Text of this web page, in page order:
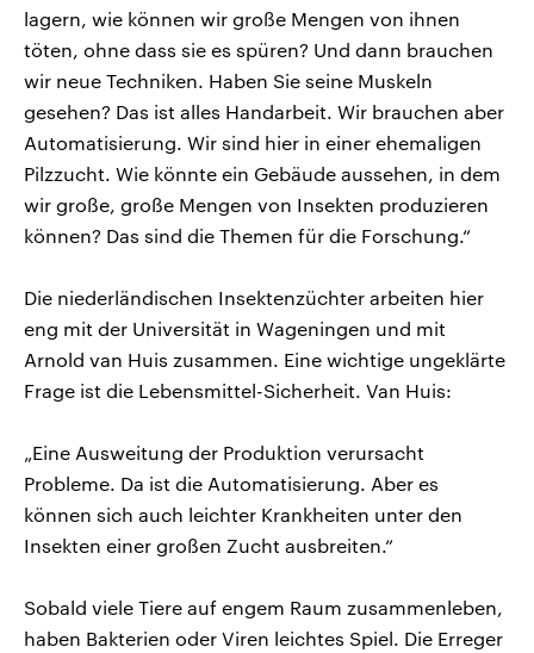
lagern, wie können wir große Mengen von ihnen
töten, ohne dass sie es spüren? Und dann brauchen
wir neue Techniken. Haben Sie seine Muskeln
gesehen? Das ist alles Handarbeit. Wir brauchen aber
Automatisierung. Wir sind hier in einer ehemaligen
Pilzzucht. Wie könnte ein Gebäude aussehen, in dem
wir große, große Mengen von Insekten produzieren
können? Das sind die Themen für die Forschung.“
Die niederländischen Insektenzüchter arbeiten hier
eng mit der Universität in Wageningen und mit
Arnold van Huis zusammen. Eine wichtige ungeklärte
Frage ist die Lebensmittel-Sicherheit. Van Huis:
„Eine Ausweitung der Produktion verursacht
Probleme. Da ist die Automatisierung. Aber es
können sich auch leichter Krankheiten unter den
Insekten einer großen Zucht ausbreiten.“
Sobald viele Tiere auf engem Raum zusammenleben,
haben Bakterien oder Viren leichtes Spiel. Die Erreger